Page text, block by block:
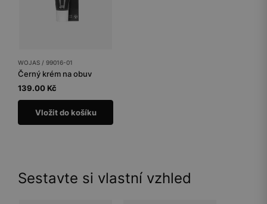
WOJAS / 99016-01
Černý krém na obuv
139.00 Kč
Vložit do košíku
Sestavte si vlastní vzhled